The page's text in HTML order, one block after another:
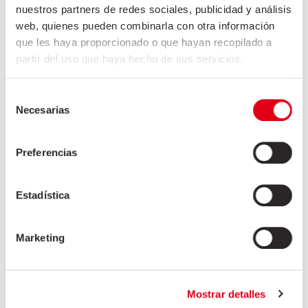
nuestros partners de redes sociales, publicidad y análisis
web, quienes pueden combinarla con otra información
que les haya proporcionado o que hayan recopilado a
partir del uso que haya hecho de sus servicios.
Necesarias
Preferencias
Estadística
Marketing
Mostrar detalles
FRISELVA, S.A. como responsable del tratamiento
tratará tus datos con la finalidad de dar respuesta atu
consulta o petición. Puedes acceder, rectificar y
Política dePrivacidad